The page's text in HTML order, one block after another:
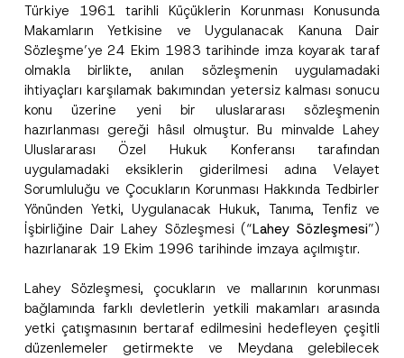
Türkiye 1961 tarihli Küçüklerin Korunması Konusunda
Makamların Yetkisine ve Uygulanacak Kanuna Dair
Sözleşme’ye 24 Ekim 1983 tarihinde imza koyarak taraf
olmakla birlikte, anılan sözleşmenin uygulamadaki
ihtiyaçları karşılamak bakımından yetersiz kalması sonucu
konu üzerine yeni bir uluslararası sözleşmenin
hazırlanması gereği hâsıl olmuştur. Bu minvalde Lahey
Uluslararası Özel Hukuk Konferansı tarafından
uygulamadaki eksiklerin giderilmesi adına Velayet
Sorumluluğu ve Çocukların Korunması Hakkında Tedbirler
Yönünden Yetki, Uygulanacak Hukuk, Tanıma, Tenfiz ve
İşbirliğine Dair Lahey Sözleşmesi (“Lahey Sözleşmesi”)
hazırlanarak 19 Ekim 1996 tarihinde imzaya açılmıştır.
Lahey Sözleşmesi, çocukların ve mallarının korunması
bağlamında farklı devletlerin yetkili makamları arasında
yetki çatışmasının bertaraf edilmesini hedefleyen çeşitli
düzenlemeler getirmekte ve Meydana gelebilecek